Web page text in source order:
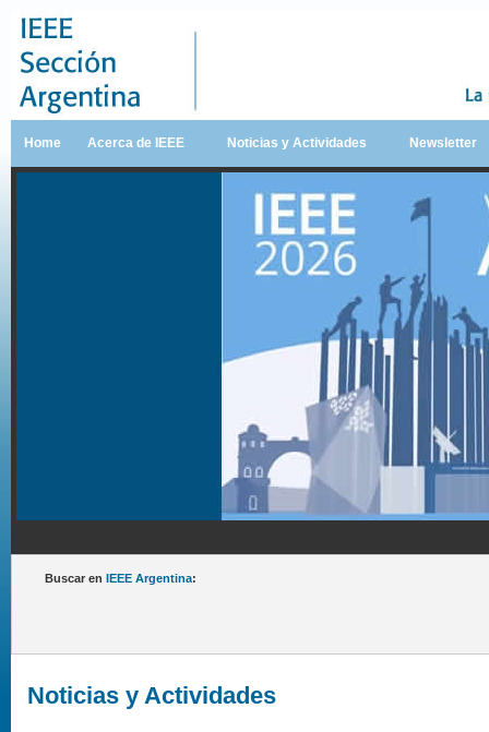
Home Acerca de IEEE Noticias y Actividades Newsletter
Buscar en IEEE Argentina:
Noticias y Actividades